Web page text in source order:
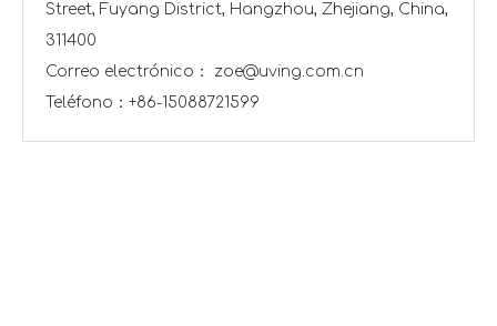
Street, Fuyang District, Hangzhou, Zhejiang, China,
311400
Correo electrónico： zoe@uving.com.cn
Teléfono：+86-15088721599